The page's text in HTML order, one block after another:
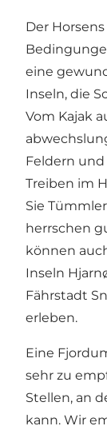
Der
eine
Inseln, die
Vom Kajak
Feldern und
Treiben im
Sie
herrschen
können
Inseln
Fährstadt
erleben.
Eine
sehr zu
Stellen, an
kann. Wir